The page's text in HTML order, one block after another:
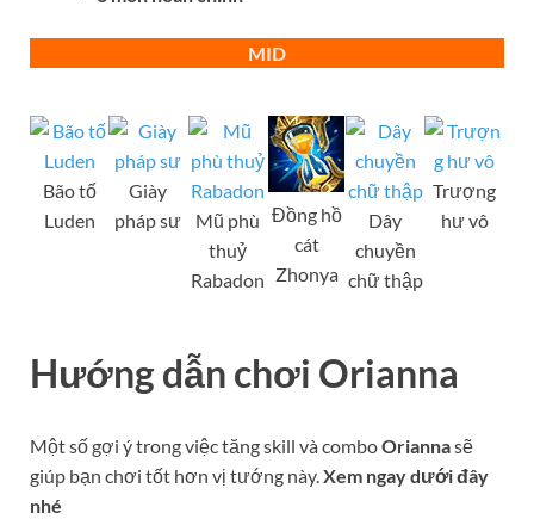
MID
Bão tố
Luden
Giày
pháp sư
Mũ phù
thuỷ
Rabadon
Đồng hồ
cát
Zhonya
Dây
chuyền
chữ thập
Trượng
hư vô
Hướng dẫn chơi Orianna
Một số gợi ý trong việc tăng skill và comboOriannasẽ
giúp bạn chơi tốt hơn vị tướng này.Xem ngay dưới đây
nhé